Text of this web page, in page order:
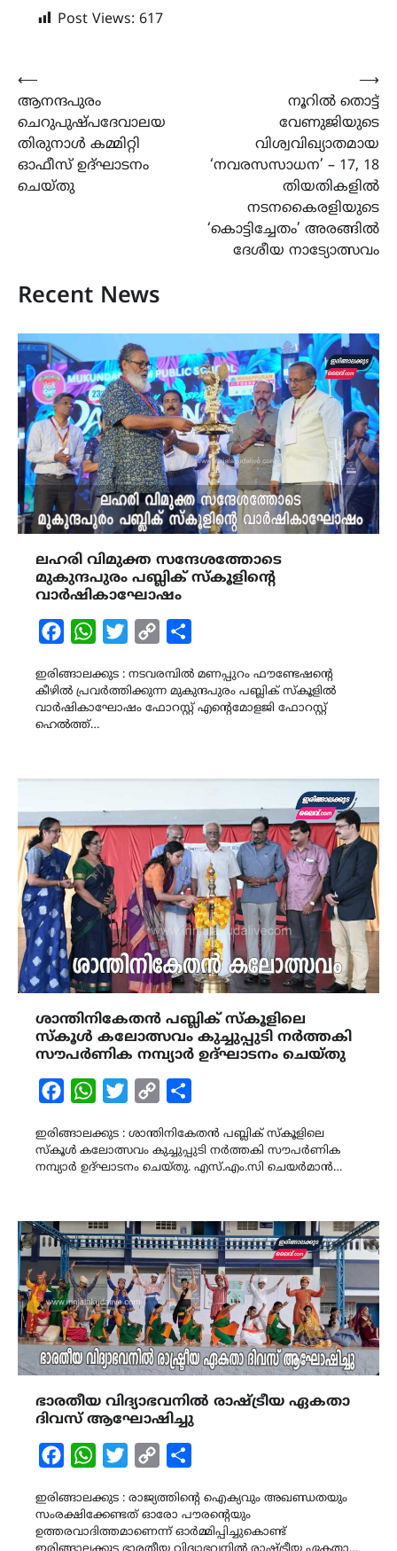
Post Views: 617
Post
navigation
⟵
ആനന്ദപുരം
ചെറുപുഷ്പദേവാലയ
തിരുനാള്‍ കമ്മിറ്റി
ഓഫീസ് ഉദ്ഘാടനം
ചെയ്തു
നൂറിൽ തൊട്ട്
വേണുജിയുടെ
വിശ്വവിഖ്യാതമായ
‘നവരസസാധന’ – 17, 18
തിയതികളില്‍
നടനകൈരളിയുടെ
‘കൊട്ടിച്ചേതം’ അരങ്ങില്‍
ദേശീയ നാട്യോത്സവം
⟶
Recent News
ലഹരി വിമുക്ത സന്ദേശത്തോടെ
മുകുന്ദപുരം പബ്ലിക് സ്കൂളിന്റെ
വാർഷികാഘോഷം
FacebookWhatsAppTwitterCopy
ഇരിങ്ങാലക്കുട : നടവരമ്പിൽ മണപ്പുറം ഫൗണ്ടേഷന്റെ
കീഴിൽ പ്രവർത്തിക്കുന്ന മുകുന്ദപുരം പബ്ലിക് സ്കൂളിൽ
വാർഷികാഘോഷം ഫോറസ്റ്റ് എന്റെമോളജി ഫോറസ്റ്റ്
ഹെൽത്ത്…
ശാന്തിനികേതൻ പബ്ലിക് സ്കൂളിലെ
സ്കൂൾ കലോത്സവം കുച്ചുപ്പുടി നർത്തകി
സൗപർണിക നമ്പ്യാർ ഉദ്ഘാടനം ചെയ്തു
FacebookWhatsAppTwitterCopy
ഇരിങ്ങാലക്കുട : ശാന്തിനികേതൻ പബ്ലിക് സ്കൂളിലെ
സ്കൂൾ കലോത്സവം കുച്ചുപ്പുടി നർത്തകി സൗപർണിക
നമ്പ്യാർ ഉദ്ഘാടനം ചെയ്തു. എസ്.എം.സി ചെയർമാൻ…
ഭാരതീയ വിദ്യാഭവനിൽ രാഷ്ട്രീയ ഏകതാ
ദിവസ് ആഘോഷിച്ചു
FacebookWhatsAppTwitterCopy
ഇരിങ്ങാലക്കുട : രാജ്യത്തിന്റെ ഐക്യവും അഖണ്ഡതയും
സംരക്ഷിക്കേണ്ടത് ഓരോ പൗരന്റെയും
ഉത്തരവാദിത്തമാണെന്ന് ഓർമ്മിപ്പിച്ചുകൊണ്ട്